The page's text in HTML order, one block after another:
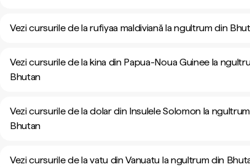
Vezi cursurile de la rufiyaa maldiviană la ngultrum din
Vezi cursurile de la kina din Papua-Noua Guinee la
Bhutan
Vezi cursurile de la dolar din Insulele Solomon la
Bhutan
Vezi cursurile de la vatu din Vanuatu la ngultrum din